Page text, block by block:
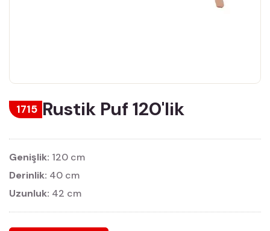
1715 Rustik Puf 120'lik
Genişlik: 120 cm
Derinlik: 40 cm
Uzunluk: 42 cm